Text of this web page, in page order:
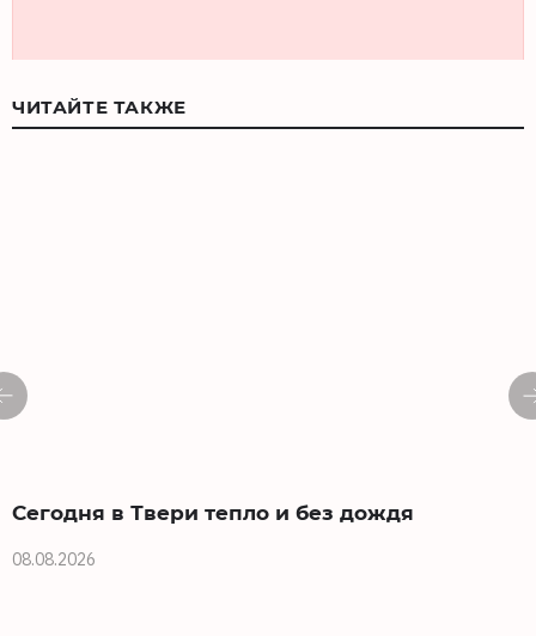
ЧИТАЙТЕ ТАКЖЕ
Сегодня в Твери тепло и без дождя
08.08.2026